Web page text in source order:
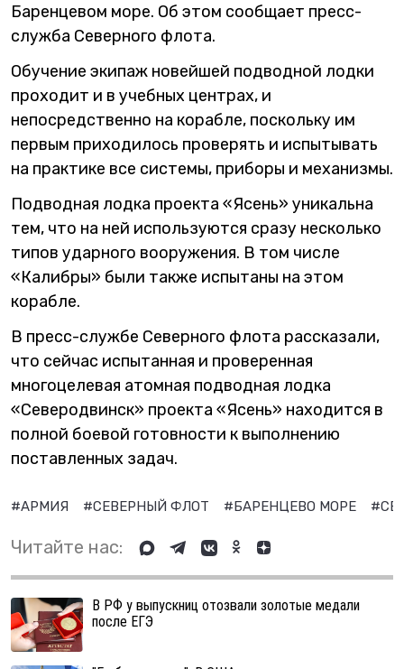
Баренцевом море. Об этом сообщает пресс-
служба Северного флота.
Обучение экипаж новейшей подводной лодки
проходит и в учебных центрах, и
непосредственно на корабле, поскольку им
первым приходилось проверять и испытывать
на практике все системы, приборы и механизмы.
Подводная лодка проекта «Ясень» уникальна
тем, что на ней используются сразу несколько
типов ударного вооружения. В том числе
«Калибры» были также испытаны на этом
корабле.
В пресс-службе Северного флота рассказали,
что сейчас испытанная и проверенная
многоцелевая атомная подводная лодка
«Северодвинск» проекта «Ясень» находится в
полной боевой готовности к выполнению
поставленных задач.
#АРМИЯ #СЕВЕРНЫЙ ФЛОТ #БАРЕНЦЕВО МОРЕ
Читайте нас:
В РФ у выпускниц отозвали золотые медали
после ЕГЭ